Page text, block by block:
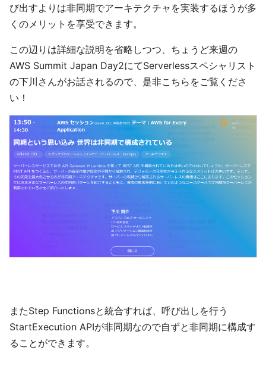
び出すよりは非同期でアーキテクチャを実装するほうが多
くのメリットを享受できます。
この辺りは詳細な説明を省略しつつ、ちょうど来週の
AWS Summit Japan Day2にてServerlessスペシャリスト
の下川さんがお話されるので、是非こちらをご覧くださ
い！
またStep Functionsと統合すれば、呼び出しを行う
StartExecution APIが非同期なので自ずと非同期に構成す
ることができます。